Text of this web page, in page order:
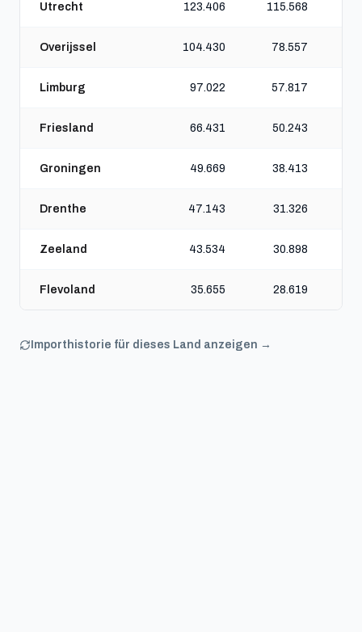
Utrecht 123.406 115.568
Overijssel 104.430 78.557
Limburg 97.022 57.817
Friesland 66.431 50.243
Groningen 49.669 38.413
Drenthe 47.143 31.326
Zeeland 43.534 30.898
Flevoland 35.655 28.619
Importhistorie für dieses Land anzeigen →